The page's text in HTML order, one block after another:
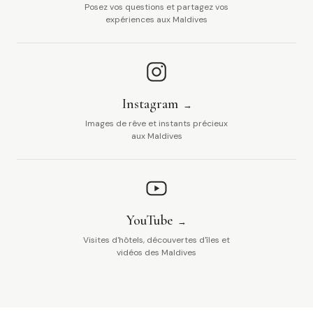
Posez vos questions et partagez vos
expériences aux Maldives
Instagram
Images de rêve et instants précieux
aux Maldives
YouTube
Visites d'hôtels, découvertes d'îles et
vidéos des Maldives